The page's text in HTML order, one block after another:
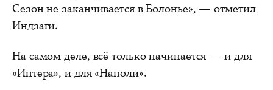
Сезон не заканчивается в Болонье», — отметил
Индзаги.
На самом деле, всё только начинается — и для
«Интера», и для «Наполи».